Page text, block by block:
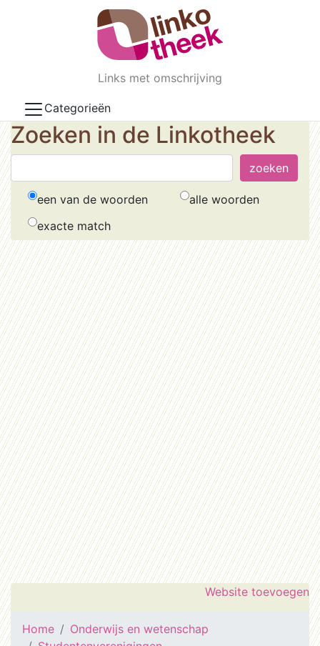
Skip to main content
Links met omschrijving
Categorieën
Zoeken in de Linkotheek
een van de woorden
alle woorden
exacte match
Website toevoegen
Home
Onderwijs en wetenschap